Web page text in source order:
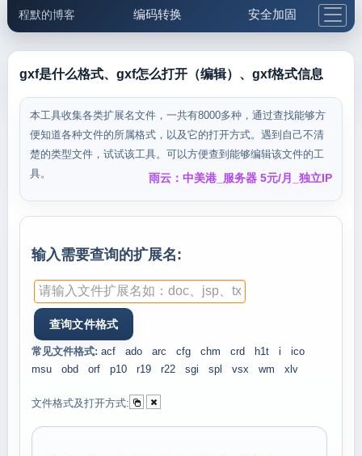
程默的博客 编码转换 安全加固
邮件工具 生活便民 更多工具
5.1支付宝大红包
gxf是什么格式、gxf怎么打开（编辑）、gxf格式信息
本工具收集各类扩展名文件，一共有8000多种，通过查找能够方
便知道各种文件的所属格式，以及它的打开方式。遇到自己不清
楚的类型文件，试试该工具。可以方便查到能够编辑该文件的工
具。
雨云：中美港_服务器 5元/月_独立IP
输入需要查询的扩展名:
常见文件格式: acf ado arc cfg chm crd h1t i
ico
msu
obd orf p10 r19 r22 sgi spl vsx wm xlv
文件格式及打开方式: